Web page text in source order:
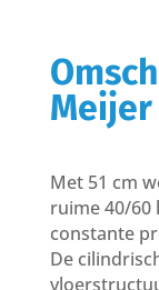
Meijer
Met 51 cm
ruime 40/60
constante
De